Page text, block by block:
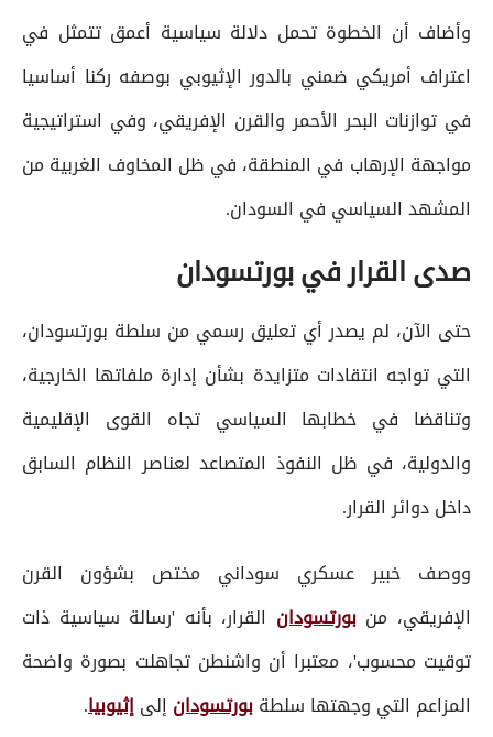
وأضاف أن الخطوة تحمل دلالة سياسية أعمق تتمثل في
اعتراف أمريكي ضمني بالدور الإثيوبي بوصفه ركنا أساسيا
في توازنات البحر الأحمر والقرن الإفريقي، وفي استراتيجية
مواجهة الإرهاب في المنطقة، في ظل المخاوف الغربية من
المشهد السياسي في السودان.
صدى القرار في بورتسودان
حتى الآن، لم يصدر أي تعليق رسمي من سلطة بورتسودان،
التي تواجه انتقادات متزايدة بشأن إدارة ملفاتها الخارجية،
وتناقضا في خطابها السياسي تجاه القوى الإقليمية
والدولية، في ظل النفوذ المتصاعد لعناصر النظام السابق
داخل دوائر القرار.
ووصف خبير عسكري سوداني مختص بشؤون القرن
الإفريقي، منبورتسودان القرار، بأنه 'رسالة سياسية ذات
توقيت محسوب'، معتبرا أن واشنطن تجاهلت بصورة واضحة
المزاعم التي وجهتها سلطةبورتسودان إلىإثيوبيا.